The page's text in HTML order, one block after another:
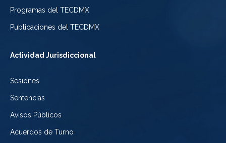
Programas del TECDMX
Publicaciones del TECDMX
Actividad Jurisdiccional
Sesiones
Sentencias
Avisos Públicos
Acuerdos de Turno